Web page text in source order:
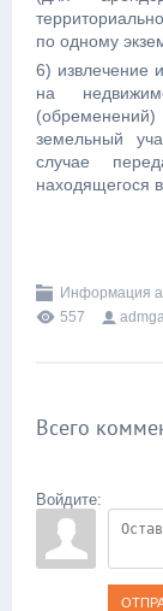
по одному
6) извлечение
на
земельный
случае
находящегося
Информация
557
Всего
Войдите: